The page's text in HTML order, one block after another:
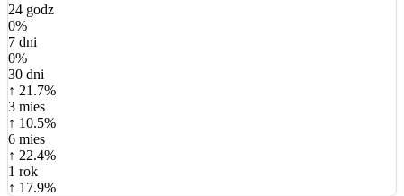
24 godz
0%
7 dni
0%
30 dni
↑ 21.7%
3 mies
↑ 10.5%
6 mies
↑ 22.4%
1 rok
↑ 17.9%